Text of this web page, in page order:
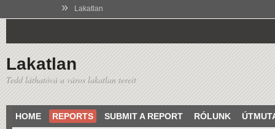
» Lakatlan
Lakatlan
Tedd láthatóvá a város lakatlan tereit
HOME REPORTS SUBMIT A REPORT RÓLUNK